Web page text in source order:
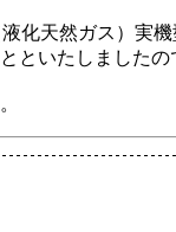
化天然ガス）実
といたしましたの